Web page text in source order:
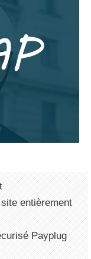
entièrement
Payplug